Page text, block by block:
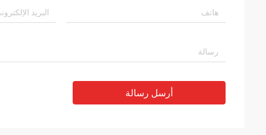
أرسل رسالة